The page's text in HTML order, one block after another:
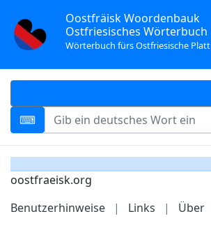
Oostfräisk Woordenbauk
Ostfriesisches Wörterbuch
Wörterbuch fürs Ostfriesische Platt
oostfraeisk.org
Benutzerhinweise
| Links | Über